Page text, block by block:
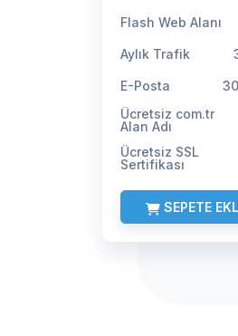
Flash Web Alanı
Aylık Trafik
E-Posta
Ücretsiz com.tr
Alan Adı
Ücretsiz SSL
Sertifikası
SEPETE